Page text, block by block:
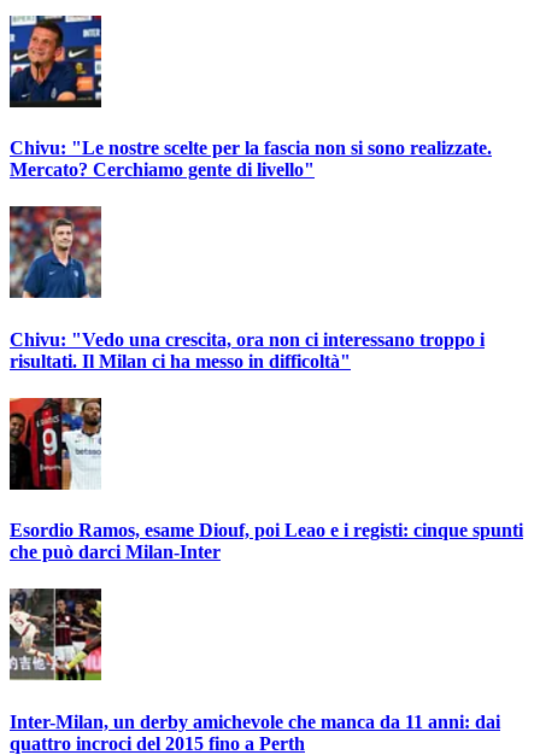
Chivu: "Le nostre scelte per la fascia non si sono realizzate.
Mercato? Cerchiamo gente di livello"
Chivu: "Vedo una crescita, ora non ci interessano troppo i
risultati. Il Milan ci ha messo in difficoltà"
Esordio Ramos, esame Diouf, poi Leao e i registi: cinque spunti
che può darci Milan-Inter
Inter-Milan, un derby amichevole che manca da 11 anni: dai
quattro incroci del 2015 fino a Perth